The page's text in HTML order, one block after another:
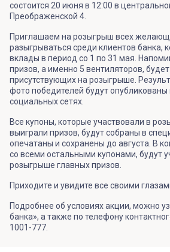
состоится 20 июня в 12:00 в
Преображенской 4.
Приглашаем на розыгрыш всех
разыгрываться среди клиентов банка,
вклады в период со 1 по 31 мая.
призов, а именно 5 вентиляторов,
присутствующих на розыгрыше.
фото победителей будут опубликованы
социальных сетях.
Все купоны, которые участвовали в
выиграли призов, будут собраны в
опечатаны и сохранены до августа. В
со всеми остальными купонами, будут
розыгрыше главных призов.
Приходите и увидите все своими
Подробнее об условиях акции, можно
банка», а также по телефону
1001-777.